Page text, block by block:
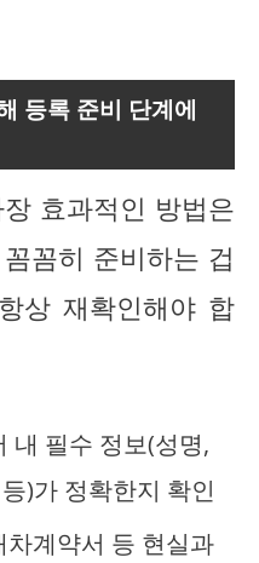
등록 준비 단계에
효과적인 방법은
꼼히 준비하는 겁
상 재확인해야 합
내 필수 정보(성명,
)가 정확한지 확인
계약서 등 현실과